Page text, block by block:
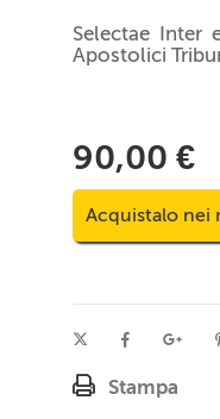
Selectae Inter
Apostolici
90,00 €
Acquistalo nei
Stampa